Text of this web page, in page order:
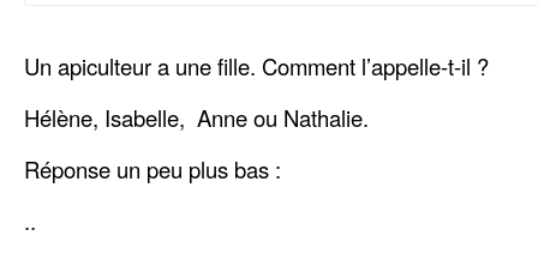
Un apiculteur a une fille. Comment l’appelle-t-il ?
Hélène, Isabelle, Anne ou Nathalie.
Réponse un peu plus bas :
..